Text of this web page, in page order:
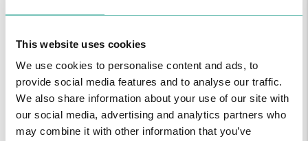
This website uses cookies
We use cookies to personalise content and ads, to
provide social media features and to analyse our traffic.
We also share information about your use of our site with
our social media, advertising and analytics partners who
may combine it with other information that you’ve
Para cuidar de si no Algarve, Alentejo e Madeira